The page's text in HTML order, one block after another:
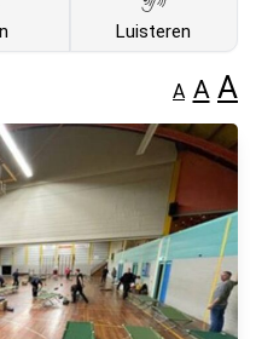
Luisteren
A A A